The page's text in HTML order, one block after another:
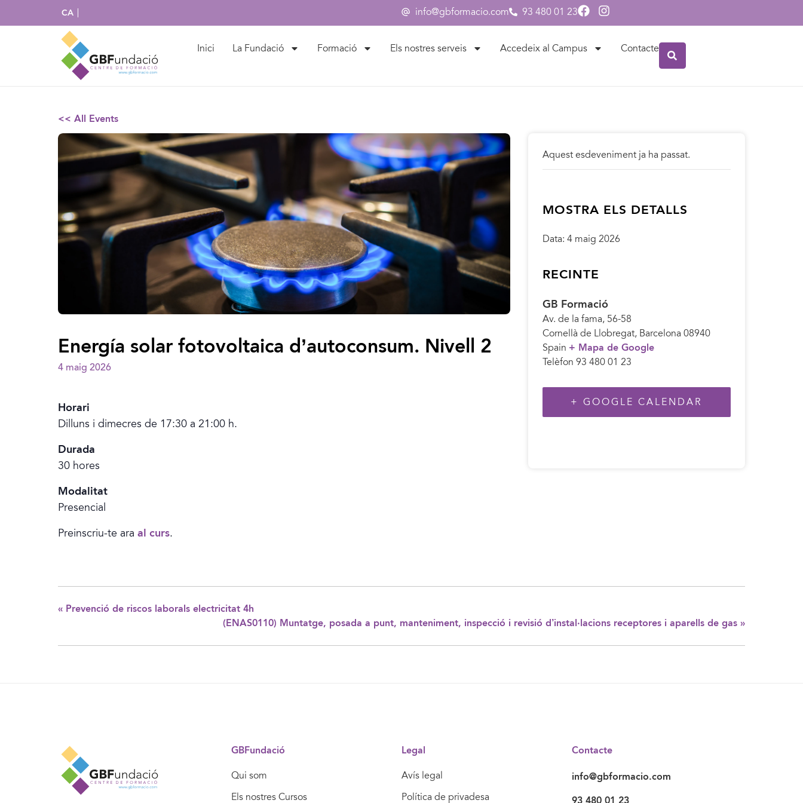
CA info@gbformacio.com 93 480 01 23
Inici La Fundació Formació Els nostres serveis Accedeix al Campus Contacte
<< All Events
Energía solar fotovoltaica d’autoconsum. Nivell 2
4 maig 2026
Horari
Dilluns i dimecres de 17:30 a 21:00 h.
Durada
30 hores
Modalitat
Presencial
Preinscriu-te ara al curs.
Aquest esdeveniment ja ha passat.
MOSTRA ELS DETALLS
Data: 4 maig 2026
RECINTE
GB Formació
Av. de la fama, 56-58
Cornellà de Llobregat, Barcelona 08940
Spain + Mapa de Google
Telèfon 93 480 01 23
+ GOOGLE CALENDAR
« Prevenció de riscos laborals electricitat 4h
(ENAS0110) Muntatge, posada a punt, manteniment, inspecció i revisió d’instal·lacions receptores i aparells de gas »
GBFundació
Qui som
Els nostres Cursos
Legal
Avís legal
Política de privadesa
Contacte
info@gbformacio.com
93 480 01 23